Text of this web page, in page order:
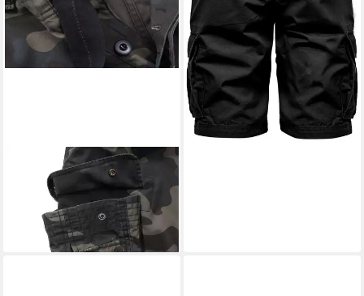
Shorts BWuM M65
Pure Vintage Shorts
ab 34,95 €
+1